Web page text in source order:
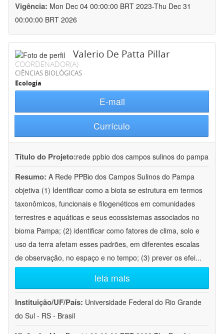
Vigência: Mon Dec 04 00:00:00 BRT 2023-Thu Dec 31
00:00:00 BRT 2026
Valerio De Patta Pillar
COORDENADOR(A)
CIÊNCIAS BIOLÓGICAS
Ecologia
E-mail
Currículo
Título do Projeto:rede ppbio dos campos sulinos do pampa
Resumo: A Rede PPBio dos Campos Sulinos do Pampa
objetiva (1) Identificar como a biota se estrutura em termos
taxonômicos, funcionais e filogenéticos em comunidades
terrestres e aquáticas e seus ecossistemas associados no
bioma Pampa; (2) identificar como fatores de clima, solo e
uso da terra afetam esses padrões, em diferentes escalas
de observação, no espaço e no tempo; (3) prever os efei...
leia mais
Instituição/UF/País: Universidade Federal do Rio Grande
do Sul - RS - Brasil